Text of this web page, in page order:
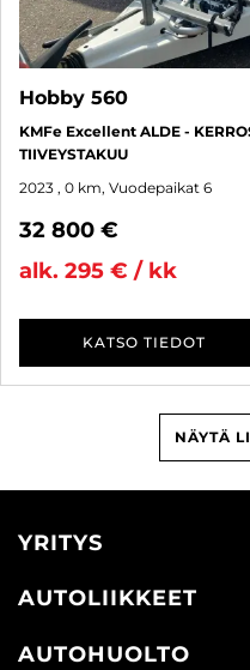
Hobby 560
KMFe Excellent ALDE -
TIIVEYSTAKUU
2023 , 0 km, Vuodepaikat 6
32 800 €
alk. 295 € / kk
KATSO TIEDOT
NÄYTÄ
YRITYS
AUTOLIIKKEET
AUTOHUOLTO